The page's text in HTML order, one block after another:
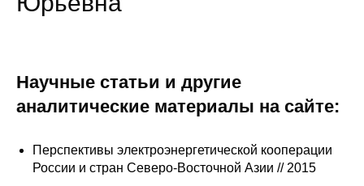
Администрация
Научные статьи и другие
аналитические материалы на сайте:
Перспективы электроэнергетической кооперации
России и стран Северо-Восточной Азии // 2015